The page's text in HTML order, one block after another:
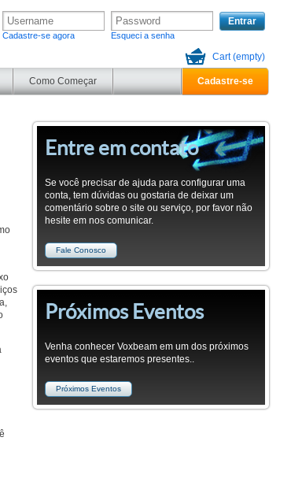
Entrar
Cadastre-se agora Esqueci a senha
Cart (empty)
Como Começar Cadastre-se
Entre em contato
Se você precisar de ajuda para configurar uma
conta, tem dúvidas ou gostaria de deixar um
comentário sobre o site ou serviço, por favor não
hesite em nos comunicar.
Fale Conosco
Próximos Eventos
Venha conhecer Voxbeam em um dos próximos
eventos que estaremos presentes..
Próximos Eventos